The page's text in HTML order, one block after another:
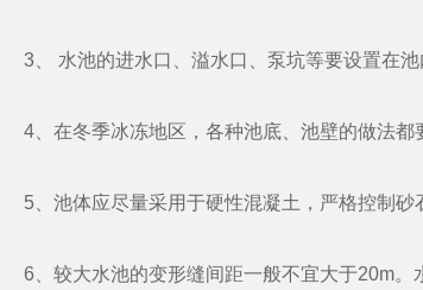
、 水池的进水口、溢水口、泵坑等要设置在池
、在冬季冰冻地区，各种池底、池壁的做法都
、池体应尽量采用于硬性混凝土，严格控制砂
、较大水池的变形缝间距一般不宜大于20m。